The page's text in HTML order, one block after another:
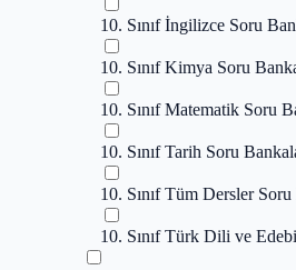
10. Sınıf İngilizce Soru
10. Sınıf Kimya Soru
10. Sınıf Matematik Soru
10. Sınıf Tarih Soru
10. Sınıf Tüm Dersler Soru
10. Sınıf Türk Dili ve